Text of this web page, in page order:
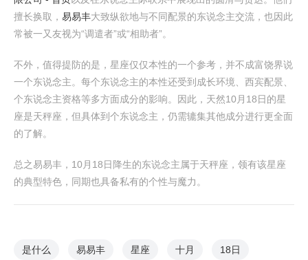
擅长换取， 易易丰大致纵欲地与不同配景的东说念主交流，也因此
常被一又友视为“调遣者”或“相助者”。
不外，值得提防的是，星座仅仅本性的一个参考，并不成富饶界说
一个东说念主。每个东说念主的本性还受到成长环境、西宾配景、
个东说念主资格等多方面成分的影响。因此，天然10月18日的星
座是天秤座，但具体到个东说念主，仍需辘集其他成分进行更全面
的了解。
总之易易丰，10月18日降生的东说念主属于天秤座，领有该星座
的典型特色，同期也具备私有的个性与魔力。
是什么 易易丰 星座 十月 18日